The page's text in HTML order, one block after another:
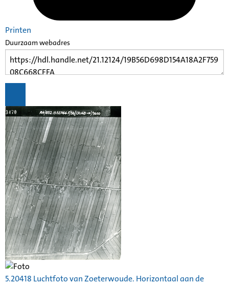
Printen
Duurzaam webadres
5.20418 Luchtfoto van Zoeterwoude. Horizontaal aan de